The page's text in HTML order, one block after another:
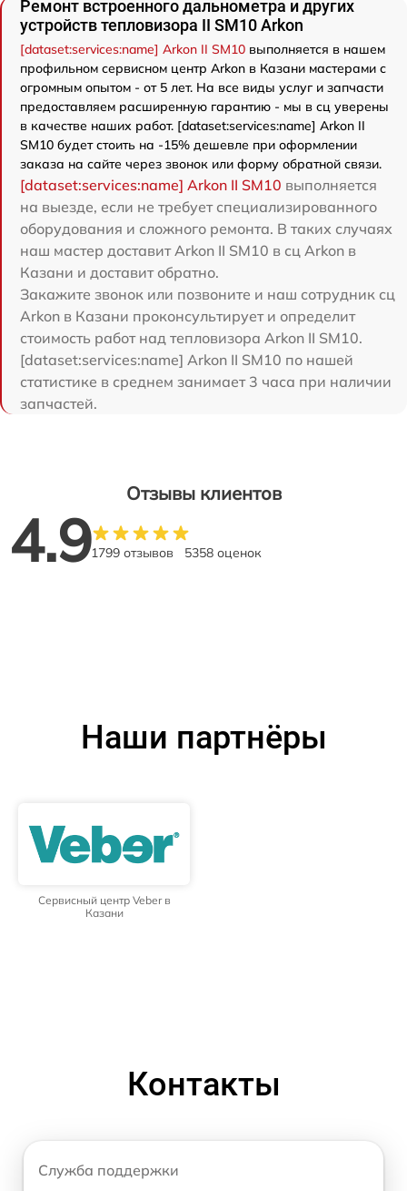
Ремонт встроенного дальнометра и других
устройств тепловизора II SM10 Arkon
[dataset:services:name] Arkon II SM10 выполняется в нашем
профильном сервисном центр Arkon в Казани мастерами с
огромным опытом - от 5 лет. На все виды услуг и запчасти
предоставляем расширенную гарантию - мы в сц уверены
в качестве наших работ. [dataset:services:name] Arkon II
SM10 будет стоить на -15% дешевле при оформлении
заказа на сайте через звонок или форму обратной связи.
[dataset:services:name] Arkon II SM10 выполняется
на выезде, если не требует специализированного
оборудования и сложного ремонта. В таких случаях
наш мастер доставит Arkon II SM10 в сц Arkon в
Казани и доставит обратно.
Закажите звонок или позвоните и наш сотрудник сц
Arkon в Казани проконсультирует и определит
стоимость работ над тепловизора Arkon II SM10.
[dataset:services:name] Arkon II SM10 по нашей
статистике в среднем занимает 3 часа при наличии
запчастей.
Отзывы клиентов
4.91799 отзывов 5358 оценок
Наши партнёры
Сервисный центр Veber в
Казани
Контакты
Служба поддержки